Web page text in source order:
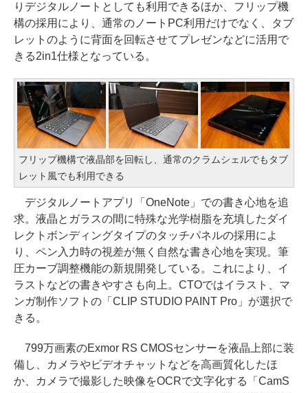
りデジタルノートとしても利用できるほか、フリップ機
構の採用により、通常のノートPC利用だけでなく、タブ
レットのように背面を回転させてプレゼンなどに活用で
きる2in1仕様となっている。
フリップ機構で液晶部を回転し、通常のクラムシェルでもタブ
レット風でも利用できる
デジタルノートアプリ「OneNote」での書き心地を追
求。液晶とガラスの間に特殊な光学樹脂を充填したダイ
レクトボンディングタイプのタッチパネルの採用によ
り、ペン入力時の視差が無く自然な書き心地を実現。筆
圧カーブ調整機能の新規開発している。これにより、イ
ラストなどの書きやすさも向上。CTOではイラスト、マ
ンガ制作ソフトの「CLIP STUDIO PAINT Pro」が選択で
きる。
799万画素のExmor RS CMOSセンサーを液晶上部に装
備し、カメラやビデオチャットなどを高画質化したほ
か、カメラで撮影した映像をOCRで文字化する「CamS